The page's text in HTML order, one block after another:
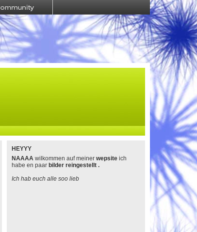
HEYYY
NAAAA wilkommen auf meiner wepsite ich
habe en paar bilder reingestellt .
Ich hab euch alle soo lieb